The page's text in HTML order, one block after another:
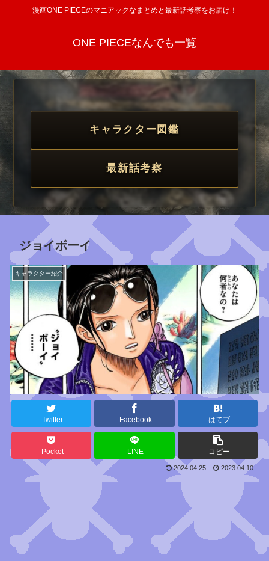
漫画ONE PIECEのマニアックなまとめと最新話考察をお届け！
ONE PIECEなんでも一覧
キャラクター図鑑
最新話考察
ジョイボーイ
キャラクター紹介
Twitter Facebook はてブ
Pocket LINE コピー
2024.04.25 2023.04.10